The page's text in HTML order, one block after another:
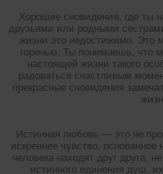
Хорошие сновидения, где ты
друзьями или родными
жизни это недостижимо. Это
горечью. Ты понимаешь, что
настоящей жизни такого
радоваться счастливым
прекрасные сновидения
Истинная любовь — это не
искреннее чувство,
человека находят друг друга,
истинного единения душ,